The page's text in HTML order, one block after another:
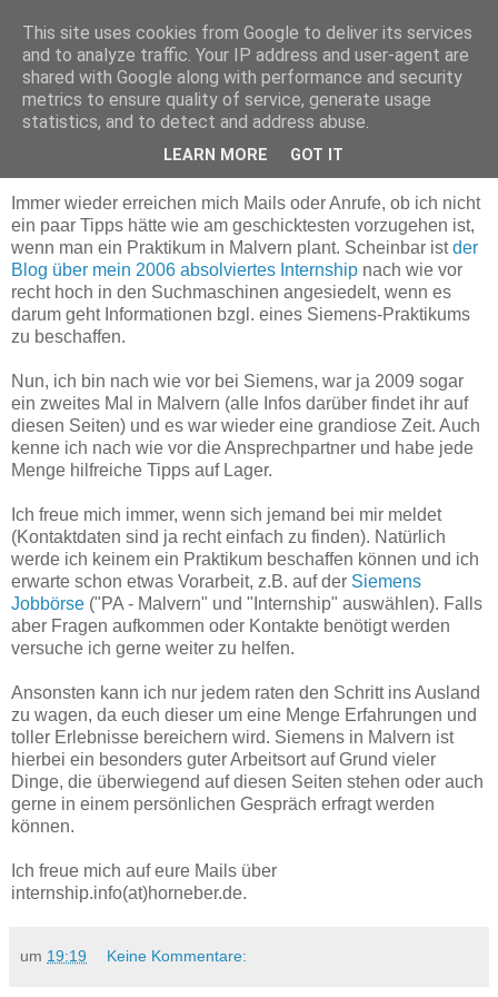
Delegation in Malvern
Dienstag, 1. Juni 2010
Kontaktaufnahmen willkommen
Immer wieder erreichen mich Mails oder Anrufe, ob ich nicht
ein paar Tipps hätte wie am geschicktesten vorzugehen ist,
wenn man ein Praktikum in Malvern plant. Scheinbar istder
Blog über mein 2006 absolviertes Internship nach wie vor
recht hoch in den Suchmaschinen angesiedelt, wenn es
darum geht Informationen bzgl. eines Siemens-Praktikums
zu beschaffen.
Nun, ich bin nach wie vor bei Siemens, war ja 2009 sogar
ein zweites Mal in Malvern (alle Infos darüber findet ihr auf
diesen Seiten) und es war wieder eine grandiose Zeit. Auch
kenne ich nach wie vor die Ansprechpartner und habe jede
Menge hilfreiche Tipps auf Lager.
Ich freue mich immer, wenn sich jemand bei mir meldet
(Kontaktdaten sind ja recht einfach zu finden). Natürlich
werde ich keinem ein Praktikum beschaffen können und ich
erwarte schon etwas Vorarbeit, z.B. auf der Siemens
Jobbörse ("PA - Malvern" und "Internship" auswählen). Falls
aber Fragen aufkommen oder Kontakte benötigt werden
versuche ich gerne weiter zu helfen.
Ansonsten kann ich nur jedem raten den Schritt ins Ausland
zu wagen, da euch dieser um eine Menge Erfahrungen und
toller Erlebnisse bereichern wird. Siemens in Malvern ist
hierbei ein besonders guter Arbeitsort auf Grund vieler
Dinge, die überwiegend auf diesen Seiten stehen oder auch
gerne in einem persönlichen Gespräch erfragt werden
können.
Ich freue mich auf eure Mails über
internship.info(at)horneber.de.
um 19:19 Keine Kommentare:
This site uses cookies from Google to deliver its services
and to analyze traffic. Your IP address and user-agent are
shared with Google along with performance and security
metrics to ensure quality of service, generate usage
statistics, and to detect and address abuse.
LEARN MORE GOT IT